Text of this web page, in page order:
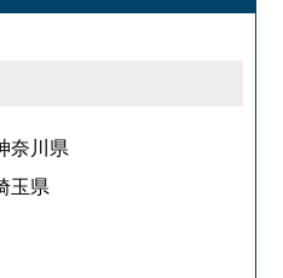
無し」「育児休暇3年有
をご
ングループ共済では結婚
制度
リゾート施設の割引制度
腰を
とができます。
奈川県
玉県